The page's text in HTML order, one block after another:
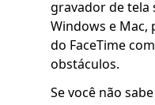
gravador de tela
Windows e
do FaceTime
obstáculos.
Se você não